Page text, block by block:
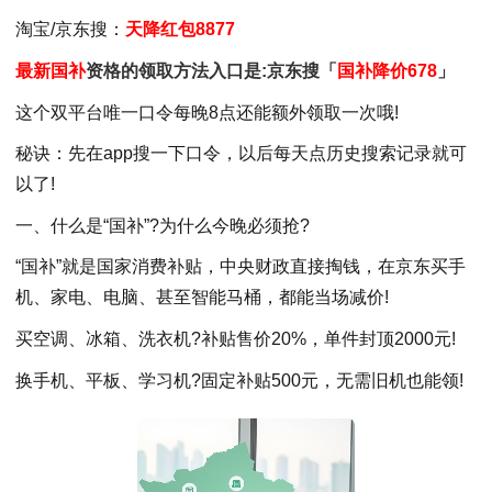
淘宝/京东搜： 天降红包8877
最新国补资格的领取方法入口是:京东搜「 国补降价678 」
这个双平台唯一口令每晚8点还能额外领取一次哦!
秘诀：先在app搜一下口令，以后每天点历史搜索记录就可
以了!
一、什么是“国补”?为什么今晚必须抢?
“国补”就是国家消费补贴，中央财政直接掏钱，在京东买手
机、家电、电脑、甚至智能马桶，都能当场减价!
买空调、冰箱、洗衣机?补贴售价20%，单件封顶2000元!
换手机、平板、学习机?固定补贴500元，无需旧机也能领!